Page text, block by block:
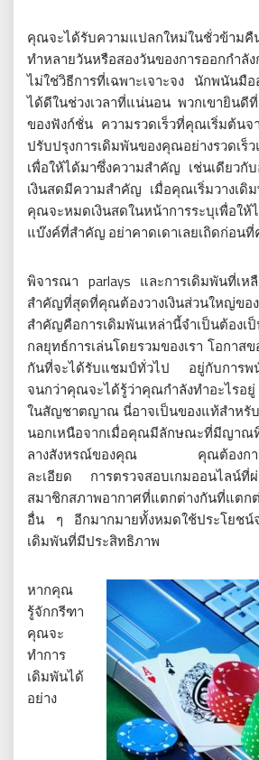
คุณจะได้รับความแปลกใหม่ในชั่วข้าม
ทำหลายวันหรือสองวันของการออกก
ไม่ใช่วิธีการที่เฉพาะเจาะจง นักพนันมื
ได้ดีในช่วงเวลาที่แน่นอน พวกเขายินดี
ของฟังก์ชั่น ความรวดเร็วที่คุณเริ่มต้น
ปรับปรุงการเดิมพันของคุณอย่างรวดเร็
เพื่อให้ได้มาซึ่งความสำคัญ เช่นเดียว
เงินสดมีความสำคัญ เมื่อคุณเริ่มวางเดิ
คุณจะหมดเงินสดในหน้าการระบุเพื่อให้
แบ๊งค์ที่สำคัญ อย่าคาดเดาเลยเถิดก่อน
พิจารณา parlays และการเดิมพันที่เห
สำคัญที่สุดที่คุณต้องวางเงินส่วนใหญ่ขอ
สำคัญคือการเดิมพันเหล่านี้จำเป็นต้อ
กลยุทธ์การเล่นโดยรวมของเรา โอกาส
กันที่จะได้รับแชมป์ทั่วไป อยู่กับการพนั
จนกว่าคุณจะได้รู้ว่าคุณกำลังทำอะไรอ
ในสัญชาตญาณ นี่อาจเป็นของแท้สำหรั
นอกเหนือจากเมื่อคุณมีลักษณะที่มีญาณ
ลางสังหรณ์ของคุณ คุณต้องการวิ
ละเอียด การตรวจสอบเกมออนไลน์ที่
สมาชิกสภาพอากาศที่แตกต่างกันที่แตก
อื่น ๆ อีกมากมายทั้งหมดใช้ประโยชน์จ
เดิมพันที่มีประสิทธิภาพ
หากคุณ
รู้จักกรีฑา
คุณจะ
ทำการ
เดิมพันได้
อย่าง